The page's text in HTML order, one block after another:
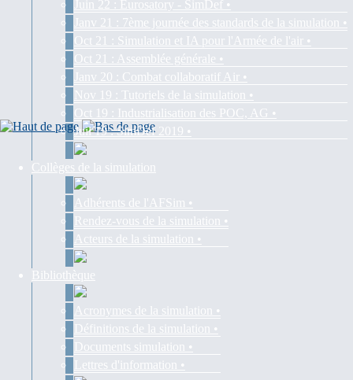
Juin 22 : Eurosatory - SimDef •
Janv 21 : 7ème journée des standards de la simulation •
Oct 21 : Simulation et IA pour l'Armée de l'air •
Oct 21 : Assemblée générale •
Janv 20 : Combat collaboratif Air •
Nov 19 : Tutoriels de la simulation •
Oct 19 : Industrialisation des POC, AG •
Juil 19 : SimDef 2019 •
Collèges de la simulation
Adhérents de l'AFSim •
Rendez-vous de la simulation •
Acteurs de la simulation •
Bibliothèque
Acronymes de la simulation •
Définitions de la simulation •
Documents simulation •
Lettres d'information •